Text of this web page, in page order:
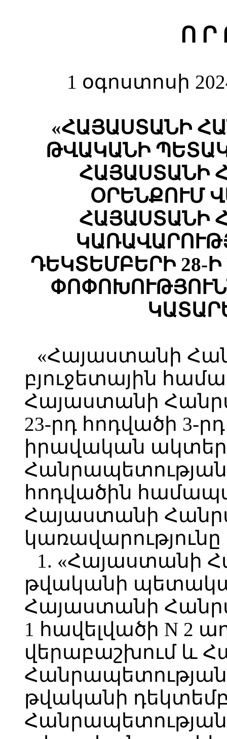
Ո Ր
1 օգոստոսի
«ՀԱՅԱՍՏԱՆԻ
ԹՎԱԿԱՆԻ
ՀԱՅԱՍՏԱՆԻ
ՕՐԵՆՔՈՒՄ
ՀԱՅԱՍՏԱՆԻ
ԴԵԿՏԵՄԲԵՐԻ 28-Ի
«Հայաստանի
բյուջետային
Հայաստանի
23-րդ հոդվածի 3-
իրավական
Հանրապետության
հոդվածին
Հայաստանի
կառավարությունը
1. «Հայաստանի
թվականի
Հայաստանի
1 հավելվածի N 2
վերաբաշխում և
Հանրապետության
թվականի
Հանրապետության